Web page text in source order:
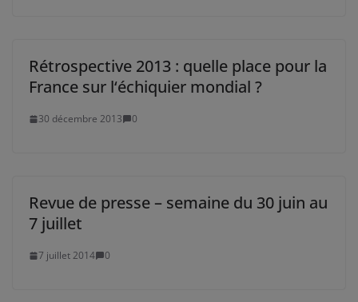
Rétrospective 2013 : quelle place pour la
France sur l‘échiquier mondial ?
30 décembre 2013 0
Revue de presse – semaine du 30 juin au
7 juillet
7 juillet 2014 0